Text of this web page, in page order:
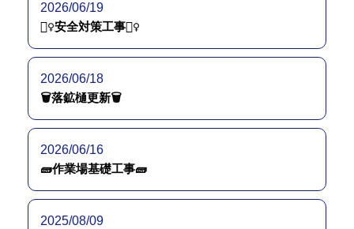
2026/06/19
👷‍♀️安全対策工事👷‍♀️
2026/06/18
🗑落鉱樋更新🗑
2026/06/16
🧱作業場基礎工事🧱
2025/08/09